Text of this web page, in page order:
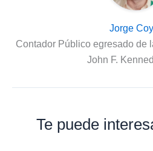
Jorge
Contador Público egresado de
John F.
Te puede